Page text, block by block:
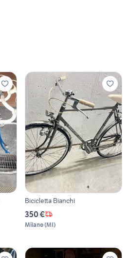
Bicicletta Bianchi
350 €
Milano(MI)